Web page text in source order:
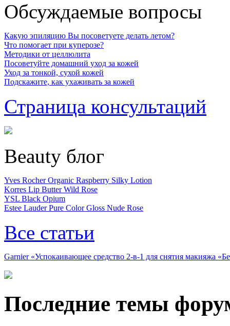
Обсуждаемые вопросы
Какую эпиляцию Вы посоветуете делать летом?
Что помогает при куперозе?
Методики от целлюлита
Посоветуйте домашний уход за кожей
Уход за тонкой, сухой кожей
Подскажите, как ухаживать за кожей
Страница консультаций
Beauty блог
Yves Rocher Organic Raspberry Silky Lotion
Korres Lip Butter Wild Rose
YSL Black Opium
Estee Lauder Pure Color Gloss Nude Rose
Все статьи
Garnier «Успокаивающее средство 2-в-1 для снятия макияжа
Последние темы